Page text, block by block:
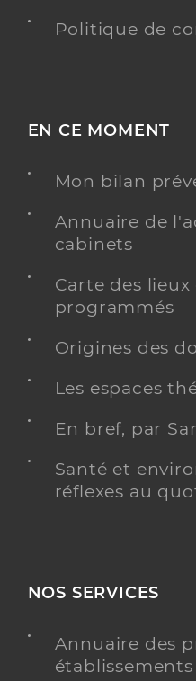
Politique de
EN CE MOMENT
Mon bilan
Annuaire de
cabinets
Carte des lieux
programmés
Origines des
Les espaces
En bref, par
Santé et
réflexes au
NOS SERVICES
Annuaire des